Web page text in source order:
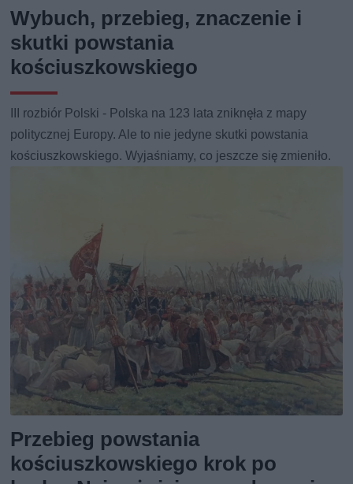
Wybuch, przebieg, znaczenie i
skutki powstania
kościuszkowskiego
III rozbiór Polski - Polska na 123 lata zniknęła z mapy
politycznej Europy. Ale to nie jedyne skutki powstania
kościuszkowskiego. Wyjaśniamy, co jeszcze się zmieniło.
Przebieg powstania
kościuszkowskiego krok po